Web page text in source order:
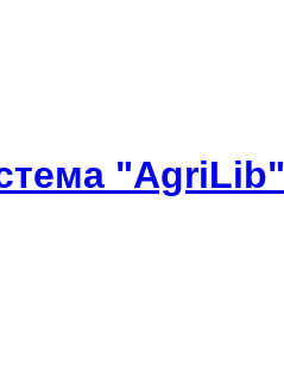
"AgriLib"